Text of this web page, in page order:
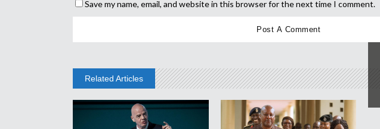
Save my name, email, and website in this browser for the next time I comment.
Related Articles